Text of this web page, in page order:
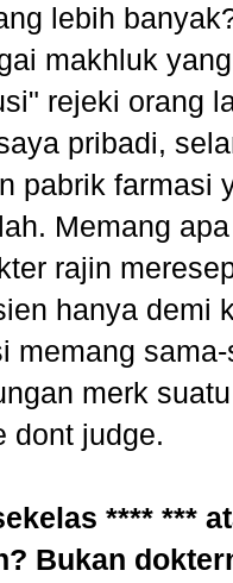
lebih
makhluk
rejeki orang
pribadi,
pabrik farmasi
Memang
rajin
hanya demi
memang
merk
dont judge.
**** ***
Bukan